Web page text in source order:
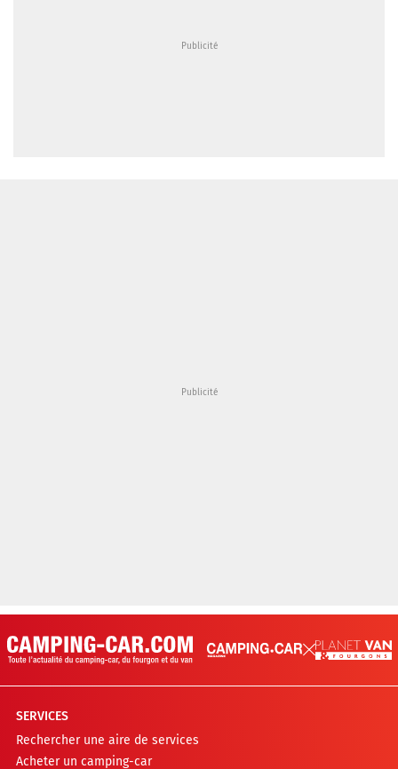
SERVICES
Rechercher une aire de services
Acheter un camping-car